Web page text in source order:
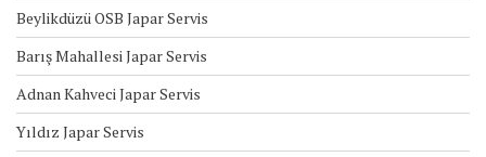
Beylikdüzü OSB Japar Servis
Barış Mahallesi Japar Servis
Adnan Kahveci Japar Servis
Yıldız Japar Servis